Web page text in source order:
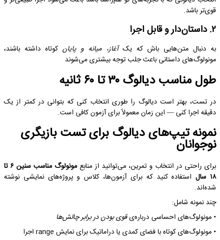
قوی‌تر باشد.
۲. داستان‌دار و قابل اجرا
به دنبال متن‌هایی باش که یکآغاز، میانه و پایانکوتاه داشته باشند،
مونولوگ‌های داستانی باعث جلب توجه بیشتری می‌شوند
طول مناسب دیالوگ ۳۰ تا ۶۰ ثانیه
در تست، بهتر است دیالوگ را طوری انتخاب کنی که بتوانی در کمتر از یک
دقیقه اجرا کنی — این زمان معمولاً برای آزمون کافی است.
نمونه تیپ‌های دیالوگ برای تست بازیگری
نوجوانان
برای راحتی در انتخاب و تمرین، می‌توانید از منابع
مونولوگ مناسب سنین ۶ تا
۱۸ سال
استفاده کنید که برای آزمون‌ها، کلاس و پروژه‌های نمایشی نوشته
شده‌اند.
چند نمونه شامل:
• مونولوگ‌های احساسی درباره‌یقوی بودن در برابر چالش‌ها
• مونولوگ‌های کوتاه با فضای کمدی یا دراماتیک برای نمایش range اجرا